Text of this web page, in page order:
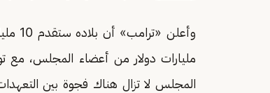
مليارات دولار من أعضاء المجلس، مع
المجلس لا تزال هناك فجوة بين